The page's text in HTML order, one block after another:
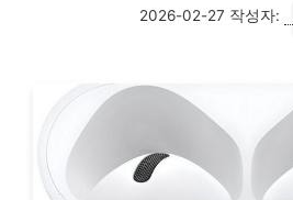
2026-02-27 작성자: